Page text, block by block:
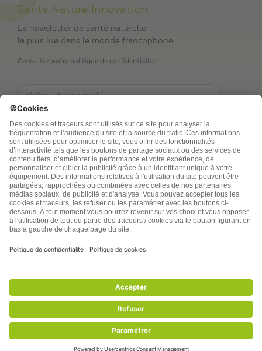
Santé Nature Innovation
La newsletter de santé naturelle
la plus lue dans le monde francophone.
Consultez notre politique de confidentialité
TSA Publications SA collecte mes nom, prénom,
adresse de messagerie électronique et numéro de
téléphone afin de répondre aux demandes de
renseignements. Ce traitement est nécessaire à
l’exécution des mesures sollicitées. Pour en savoir
plus sur vos droits vous pouvez consulter notre
politique de confidentialité